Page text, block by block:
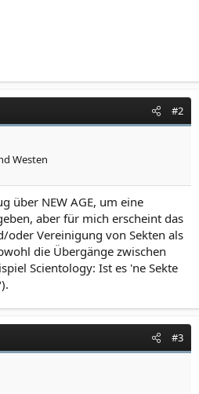
#2
Westen
über NEW AGE, um eine
aber für mich erscheint das
oder Vereinigung von Sekten als
die Übergänge zwischen
Scientology: Ist es 'ne Sekte
#3